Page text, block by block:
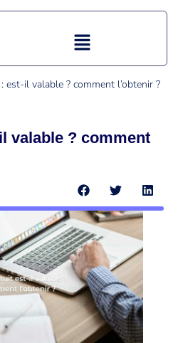
est-il valable ? comment l’obtenir ?
valable ? comment